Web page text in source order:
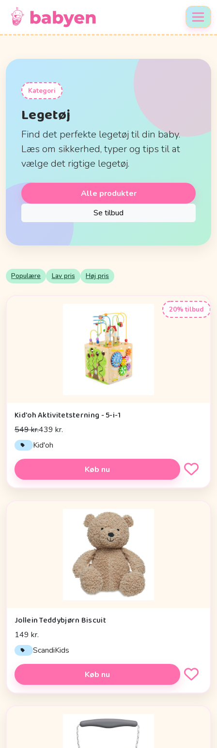
Kategori
Legetøj
Find det perfekte legetøj til din baby.
Læs om sikkerhed, typer og tips til at
vælge det rigtige legetøj.
Alle produkter
Se tilbud
Populære Lav pris Høj pris
20% tilbud
Kid'oh Aktivitetsterning - 5-i-1
549 kr.439 kr.
Kid'oh
Køb nu
Jollein Teddybjørn Biscuit
149 kr.
ScandiKids
Køb nu